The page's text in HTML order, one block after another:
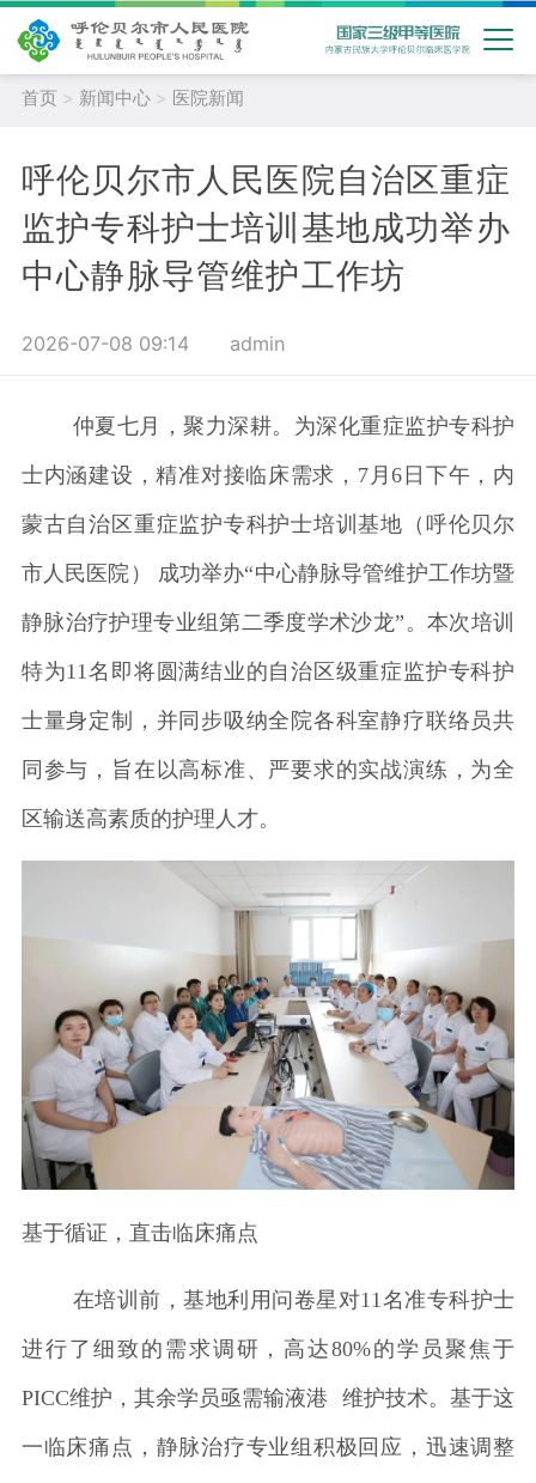
首页 > 新闻中心> 医院新闻
呼伦贝尔市人民医院自治区重症
监护专科护士培训基地成功举办
中心静脉导管维护工作坊
2026-07-08 09:14 admin
仲夏七月，聚力深耕。为深化重症监护专科护
士内涵建设，精准对接临床需求，7月6日下午，内
蒙古自治区重症监护专科护士培训基地（呼伦贝尔
市人民医院） 成功举办“中心静脉导管维护工作坊暨
静脉治疗护理专业组第二季度学术沙龙”。本次培训
特为11名即将圆满结业的自治区级重症监护专科护
士量身定制，并同步吸纳全院各科室静疗联络员共
同参与，旨在以高标准、严要求的实战演练，为全
区输送高素质的护理人才。
基于循证，直击临床痛点
在培训前，基地利用问卷星对11名准专科护士
进行了细致的需求调研，高达80%的学员聚焦于
PICC维护，其余学员亟需输液港 维护技术。基于这
一临床痛点，静脉治疗专业组积极回应，迅速调整